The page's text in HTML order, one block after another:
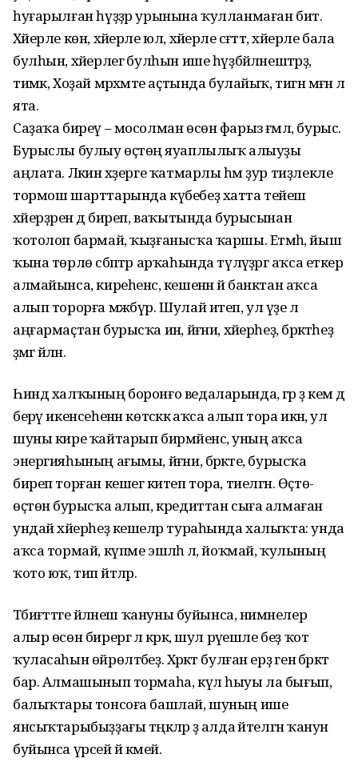
һуғарылған һүҙҙәр урынына ҡулланмаған бит.
Хәйерле көн, хәйерле юл, хәйерле сәғәттә, хәйерле бала
булһын, хәйерлегә булһын ише һүҙбәйләнештәрҙә,
тимәк, Хоҙай мәрхәмәте аҫтында булайыҡ, тигән мәғәнә лә
ята.
Саҙаҡа биреү – мосолман өсөн фарыз ғәмәл, бурыс.
Бурыслы булыу өҫтөңә яуаплылыҡ алыуҙы
аңлата. Ләкин хәҙерге ҡатмарлы һәм ҙур тиҙлекле
тормош шарттарында күбебеҙ хатта тейеш
хәйерҙәрен дә биреп, ваҡытында бурысынан
ҡотолоп бармай, ҡыҙғанысҡа ҡаршы. Етмәһә, йыш
ҡына төрлө сәбәптәр арҡаһында түләүҙәргә аҡса еткерә
алмайынса, киреһенсә, кешенән йә банктан аҡса
алып торорға мәжбүр. Шулай итеп, ул үҙе лә
аңғармаҫтан бурысҡа инә, йәғни, хәйерһеҙ, бәрәкәтһеҙ
әҙәмгә әйләнә.
Һинд халҡының боронғо ведаларында, әгәр ҙә кем дә
берәү икенсеһенән көтәсәккә аҡса алып тора икән, ул
шуны кире ҡайтарып бирмәйенсә, уның аҡса
энергияһының ағымы, йәғни, бәрәкәте, бурысҡа
биреп торған кешегә китеп тора, тиелгән. Өҫтө-
өҫтөнә бурысҡа алып, кредиттан сыға алмаған
ундай хәйерһеҙ кешеләр тураһында халыҡта: унда
аҡса тормай, күпме эшләһә лә, йоҡмай, ҡулының
ҡото юҡ, тип әйтәләр.
Тәбиғәттәге әйләнеш ҡануны буйынса, нимәнелер
алыр өсөн бирергә лә кәрәк, шул рәүешле беҙ ҡот
ҡуласаһын өйрөлтәбеҙ. Хәрәкәт булған ерҙә генә бәрәкәт
бар. Алмашынып тормаһа, күл һыуы ла бығып,
балыҡтары тонсоға башлай, шуның ише
янсыҡтарыбыҙҙағы тәңкәләр ҙә алда әйтелгән ҡанун
буйынса үрсей йә кәмей.